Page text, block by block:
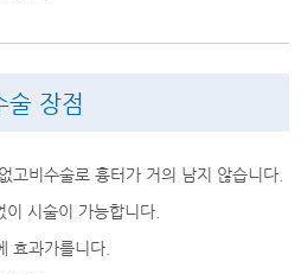
술 장점
고비수술로 흉터가 거의 남지 않습니다.
시술이 가능합니다.
효과가를니다.